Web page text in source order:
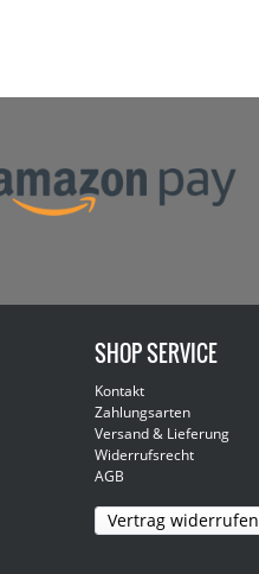
SHOP SERVICE
Kontakt
Zahlungsarten
Versand & Lieferung
Widerrufsrecht
AGB
Vertrag widerrufen